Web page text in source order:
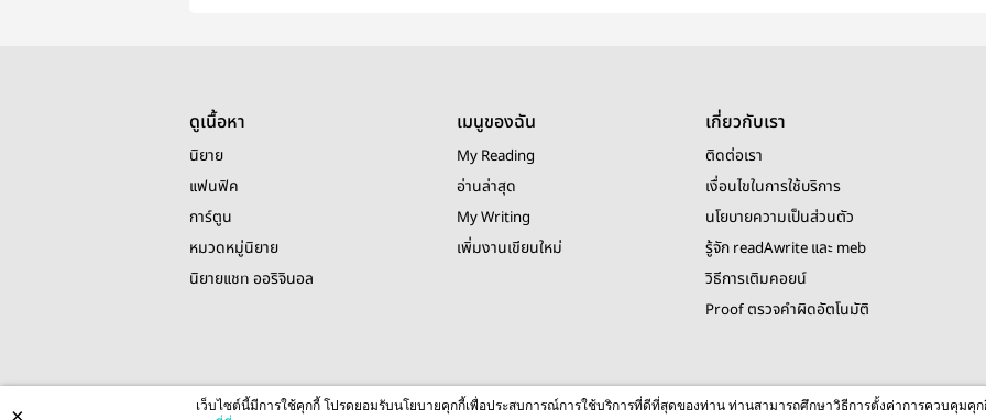
ดูเนื้อหา
นิยาย
แฟนฟิค
การ์ตูน
หมวดหมู่นิยาย
นิยายแชท ออริจินอล
เมนูของฉัน
My Reading
อ่านล่าสุด
My Writing
เพิ่มงานเขียนใหม่
เกี่ยวกับเรา
ติดต่อเรา
เงื่อนไขในการใช้บริการ
นโยบายความเป็นส่วนตัว
รู้จัก readAwrite และ meb
วิธีการเติมคอยน์
Proof ตรวจคำผิดอัตโนมัติ
© 2026 readAwrite.com by MEB Corporation Public Company Limited
This site is protected by reCAPTCHA and the Google
เว็บไซต์นี้มีการใช้คุกกี้ โปรดยอมรับนโยบายคุกกี้เพื่อประสบการณ์การใช้บริการที่ดีที่สุดของท่าน ท่านสามารถศึกษาวิธีการตั้งค่าการควบคุมคุ